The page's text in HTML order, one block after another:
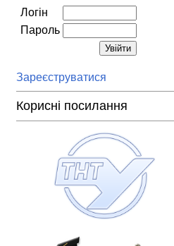
Логін
Пароль
Зареєструватися
Корисні посилання